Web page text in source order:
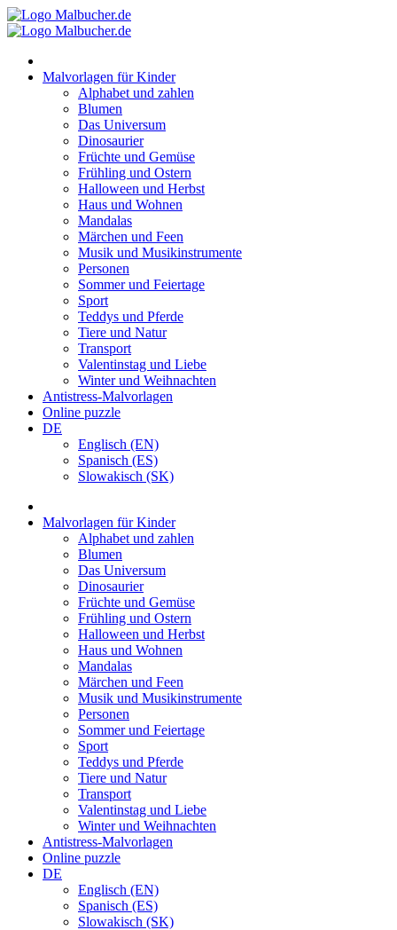
Zum
Inhalt
Malvorlagen für Kinder
Alphabet und zahlen
Blumen
Das Universum
Dinosaurier
Früchte und Gemüse
Frühling und Ostern
Halloween und Herbst
Haus und Wohnen
Mandalas
Märchen und Feen
Musik und Musikinstrumente
Personen
Sommer und Feiertage
Sport
Teddys und Pferde
Tiere und Natur
Transport
Valentinstag und Liebe
Winter und Weihnachten
Antistress-Malvorlagen
Online puzzle
DE
Englisch (EN)
Spanisch (ES)
Slowakisch (SK)
Malvorlagen für Kinder
Alphabet und zahlen
Blumen
Das Universum
Dinosaurier
Früchte und Gemüse
Frühling und Ostern
Halloween und Herbst
Haus und Wohnen
Mandalas
Märchen und Feen
Musik und Musikinstrumente
Personen
Sommer und Feiertage
Sport
Teddys und Pferde
Tiere und Natur
Transport
Valentinstag und Liebe
Winter und Weihnachten
Antistress-Malvorlagen
Online puzzle
DE
Englisch (EN)
Spanisch (ES)
Slowakisch (SK)